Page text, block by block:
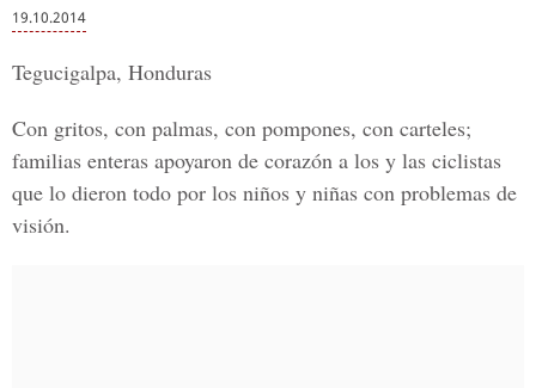
19.10.2014
Tegucigalpa, Honduras
Con gritos, con palmas, con pompones, con carteles;
familias enteras apoyaron de corazón a los y las ciclistas
que lo dieron todo por los niños y niñas con problemas de
visión.